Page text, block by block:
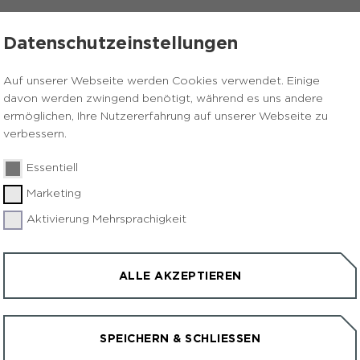
auf
Hoheward
geht es in geselliger Runde hinauf
Gipfel der Halde Hoheward mit der
Datenschutzeinstellungen
Auf unserer Webseite werden Cookies verwendet. Einige
davon werden zwingend benötigt, während es uns andere
ermöglichen, Ihre Nutzererfahrung auf unserer Webseite zu
verbessern.
Essentiell
Marketing
Aktivierung Mehrsprachigkeit
ALLE AKZEPTIEREN
SPEICHERN & SCHLIESSEN